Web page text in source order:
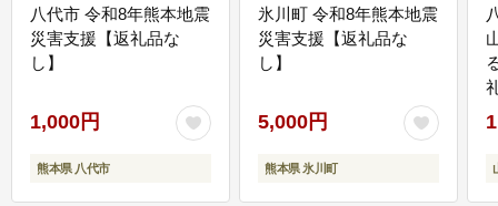
八代市 令和8年熊本地震
災害支援【返礼品な
し】
1,000円
熊本県 八代市
氷川町 令和8年熊本地震
災害支援【返礼品な
し】
5,000円
熊本県 氷川町